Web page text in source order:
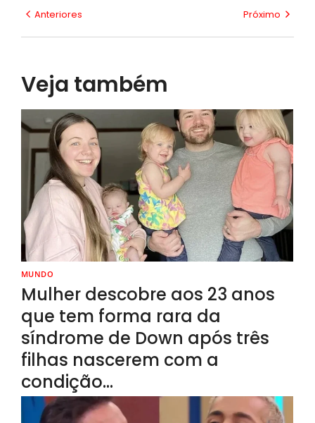
Anteriores Próximo
Veja também
MUNDO
Mulher descobre aos 23 anos
que tem forma rara da
síndrome de Down após três
filhas nascerem com a
condição…